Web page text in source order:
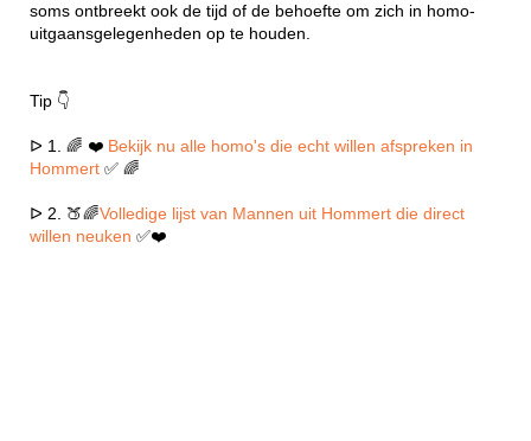
soms ontbreekt ook de tijd of de behoefte om zich in homo-
uitgaansgelegenheden op te houden.
Tip 👇
ᐅ 1. 🌈 ❤️ Bekijk nu alle homo's die echt willen afspreken in
Hommert ✅ 🌈
ᐅ 2. 🍑🌈Volledige lijst van Mannen uit Hommert die direct
willen neuken ✅❤️